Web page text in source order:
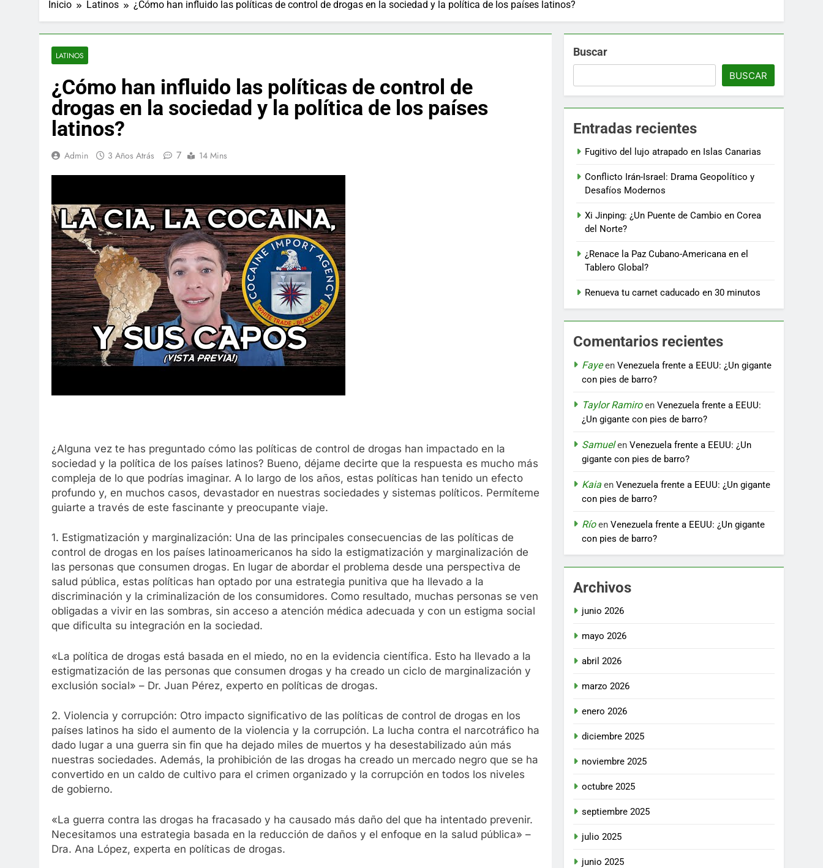
Inicio Latinos ¿Cómo han influido las políticas de control de drogas en la sociedad y la política de los países latinos?
LATINOS
¿Cómo han influido las políticas de control de
drogas en la sociedad y la política de los países
latinos?
Admin 3 Años Atrás 7 14 Mins
¿Alguna vez te has preguntado cómo las políticas de control de drogas han impactado en la
sociedad y la política de los países latinos? Bueno, déjame decirte que la respuesta es mucho más
compleja de lo que podrías imaginar. A lo largo de los años, estas políticas han tenido un efecto
profundo y, en muchos casos, devastador en nuestras sociedades y sistemas políticos. Permíteme
guiarte a través de este fascinante y preocupante viaje.
1. Estigmatización y marginalización: Una de las principales consecuencias de las políticas de
control de drogas en los países latinoamericanos ha sido la estigmatización y marginalización de
las personas que consumen drogas. En lugar de abordar el problema desde una perspectiva de
salud pública, estas políticas han optado por una estrategia punitiva que ha llevado a la
discriminación y la criminalización de los consumidores. Como resultado, muchas personas se ven
obligadas a vivir en las sombras, sin acceso a atención médica adecuada y con un estigma social
que dificulta su integración en la sociedad.
«La política de drogas está basada en el miedo, no en la evidencia científica. Esto ha llevado a la
estigmatización de las personas que consumen drogas y ha creado un ciclo de marginalización y
exclusión social» – Dr. Juan Pérez, experto en políticas de drogas.
2. Violencia y corrupción: Otro impacto significativo de las políticas de control de drogas en los
países latinos ha sido el aumento de la violencia y la corrupción. La lucha contra el narcotráfico ha
dado lugar a una guerra sin fin que ha dejado miles de muertos y ha desestabilizado aún más
nuestras sociedades. Además, la prohibición de las drogas ha creado un mercado negro que se ha
convertido en un caldo de cultivo para el crimen organizado y la corrupción en todos los niveles
de gobierno.
«La guerra contra las drogas ha fracasado y ha causado más daño del que ha intentado prevenir.
Necesitamos una estrategia basada en la reducción de daños y el enfoque en la salud pública» –
Dra. Ana López, experta en políticas de drogas.
Buscar
BUSCAR
Entradas recientes
Fugitivo del lujo atrapado en Islas Canarias
Conflicto Irán-Israel: Drama Geopolítico y
Desafíos Modernos
Xi Jinping: ¿Un Puente de Cambio en Corea
del Norte?
¿Renace la Paz Cubano-Americana en el
Tablero Global?
Renueva tu carnet caducado en 30 minutos
Comentarios recientes
FayeenVenezuela frente a EEUU: ¿Un gigante
con pies de barro?
Taylor RamiroenVenezuela frente a EEUU:
¿Un gigante con pies de barro?
SamuelenVenezuela frente a EEUU: ¿Un
gigante con pies de barro?
KaiaenVenezuela frente a EEUU: ¿Un gigante
con pies de barro?
RíoenVenezuela frente a EEUU: ¿Un gigante
con pies de barro?
Archivos
junio 2026
mayo 2026
abril 2026
marzo 2026
enero 2026
diciembre 2025
noviembre 2025
octubre 2025
septiembre 2025
julio 2025
junio 2025